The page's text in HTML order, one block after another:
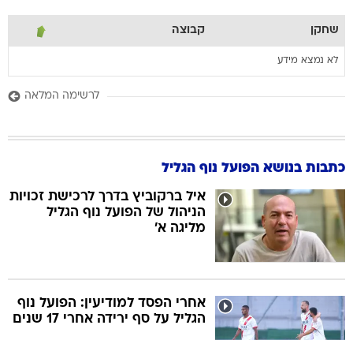
שחקן קבוצה
לא נמצא מידע
לרשימה המלאה
כתבות בנושא הפועל נוף הגליל
איל ברקוביץ בדרך לרכישת זכויות
הניהול של הפועל נוף הגליל
מליגה א'
אחרי הפסד למודיעין: הפועל נוף
הגליל על סף ירידה אחרי 17 שנים